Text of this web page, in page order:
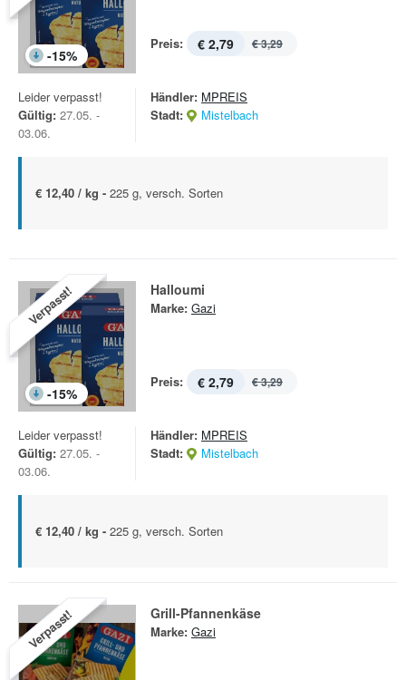
-15%
Preis: € 2,79 € 3,29
Leider verpasst!
Gültig: 27.05. -
03.06.
Händler: MPREIS
Stadt:
Mistelbach
€ 12,40 / kg - 225 g, versch. Sorten
Verpasst!
-15%
Halloumi
Marke: Gazi
Preis: € 2,79 € 3,29
Leider verpasst!
Gültig: 27.05. -
03.06.
Händler: MPREIS
Stadt:
Mistelbach
€ 12,40 / kg - 225 g, versch. Sorten
Verpasst! Grill-Pfannenkäse
Marke: Gazi